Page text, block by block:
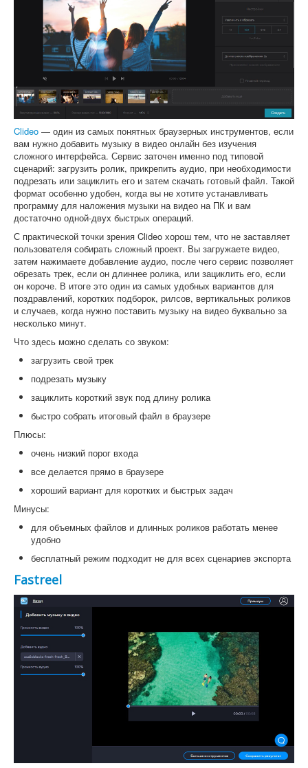
Clideo — один из самых понятных браузерных инструментов, если
вам нужно добавить музыку в видео онлайн без изучения
сложного интерфейса. Сервис заточен именно под типовой
сценарий: загрузить ролик, прикрепить аудио, при необходимости
подрезать или зациклить его и затем скачать готовый файл. Такой
формат особенно удобен, когда вы не хотите устанавливать
программу для наложения музыки на видео на ПК и вам
достаточно одной-двух быстрых операций.
С практической точки зрения Clideo хорош тем, что не заставляет
пользователя собирать сложный проект. Вы загружаете видео,
затем нажимаете добавление аудио, после чего сервис позволяет
обрезать трек, если он длиннее ролика, или зациклить его, если
он короче. В итоге это один из самых удобных вариантов для
поздравлений, коротких подборок, рилсов, вертикальных роликов
и случаев, когда нужно поставить музыку на видео буквально за
несколько минут.
Что здесь можно сделать со звуком:
загрузить свой трек
подрезать музыку
зациклить короткий звук под длину ролика
быстро собрать итоговый файл в браузере
Плюсы:
очень низкий порог входа
все делается прямо в браузере
хороший вариант для коротких и быстрых задач
Минусы:
для объемных файлов и длинных роликов работать менее
удобно
бесплатный режим подходит не для всех сценариев экспорта
Fastreel